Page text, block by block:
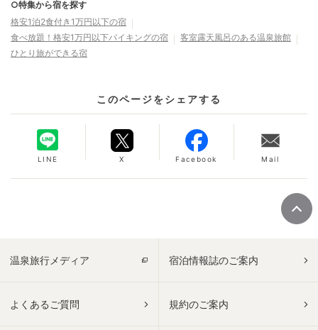
○特集から宿を探す
格安1泊2食付き1万円以下の宿
食べ放題！格安1万円以下バイキングの宿
客室露天風呂のある温泉旅館
ひとり旅ができる宿
このページをシェアする
LINE X Facebook Mail
温泉旅行メディア 宿泊情報誌のご案内
よくあるご質問 規約のご案内